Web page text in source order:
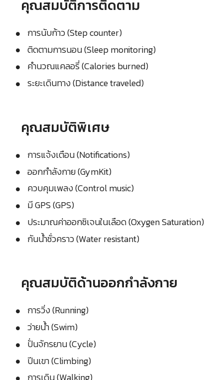
คุณสมบัติการติดตาม
การนับก้าว (Step counter)
ติดตามการนอน (Sleep monitoring)
คำนวณแคลอรี่ (Calories burned)
ระยะเดินทาง (Distance traveled)
คุณสมบัติพิเศษ
การแจ้งเตือน (Notifications)
ออกกำลังกาย (GymKit)
ควบคุมเพลง (Control music)
มี GPS (GPS)
ประมาณค่าออกซิเจนในเลือด (Oxygen Saturation)
กันน้ำชั่วคราว (Water resistant)
คุณสมบัติด้านออกกำลังกาย
การวิ่ง (Running)
ว่ายน้ำ (Swim)
ปั่นจักรยาน (Cycle)
ปีนเขา (Climbing)